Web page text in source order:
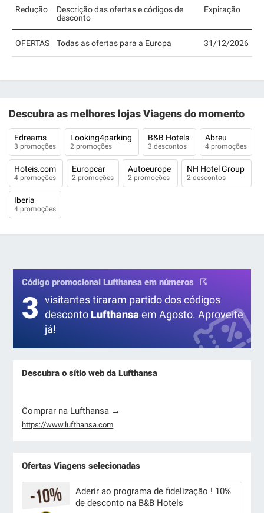
Redução
Descrição das ofertas e códigos de
desconto
Expiração
OFERTAS Todas as ofertas para a Europa 31/12/2026
Descubra as melhores lojasViagensdo momento
Edreams
3 promoções
Looking4parking
2 promoções
B&B Hotels
3 descontos
Abreu
4 promoções
Hoteis.com
4 promoções
Europcar
2 promoções
Autoeurope
2 promoções
NH Hotel Group
2 descontos
Iberia
4 promoções
Código promocional Lufthansa em números
3 visitantes tiraram partido dos códigos
desconto Lufthansa em Agosto. Aproveite
já!
Descubra o sítio web da Lufthansa
Comprar na Lufthansa →
https://www.lufthansa.com
Ofertas Viagens selecionadas
Aderir ao programa de fidelização ! 10%
de desconto na B&B Hotels